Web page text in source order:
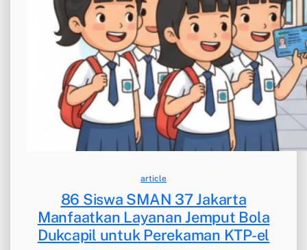
article
86 Siswa SMAN 37 Jakarta
Manfaatkan Layanan Jemput Bola
Dukcapil untuk Perekaman KTP-el